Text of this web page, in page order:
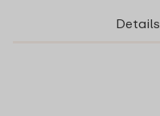
Details